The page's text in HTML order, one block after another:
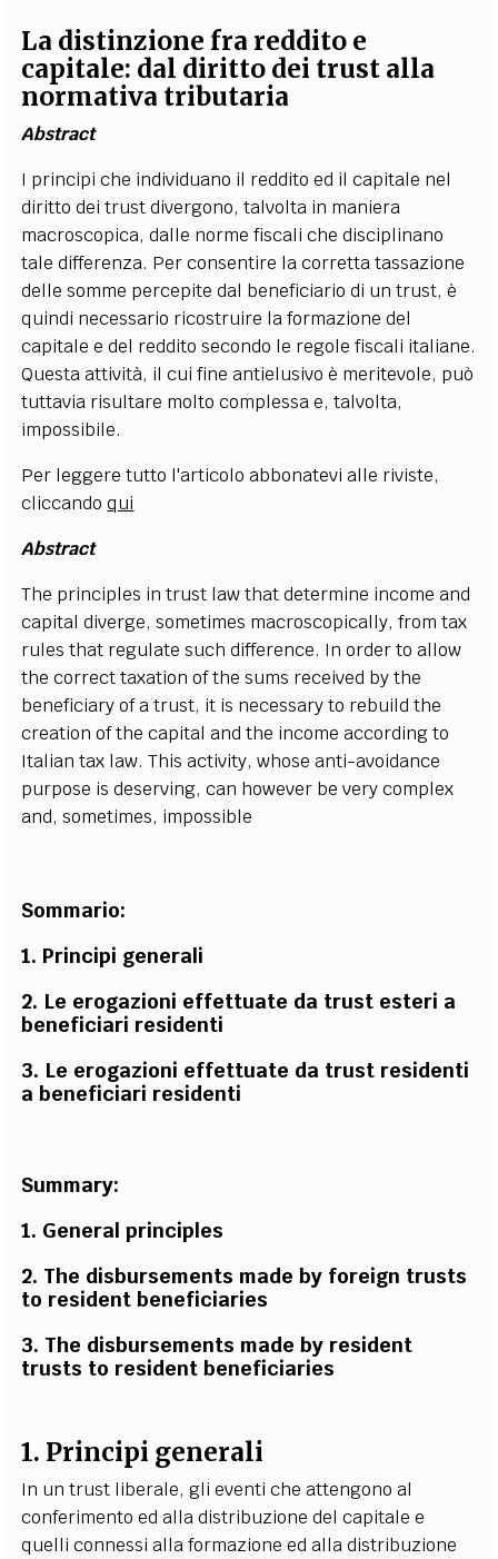
La distinzione fra reddito e
capitale: dal diritto dei trust alla
normativa tributaria
Abstract
I principi che individuano il reddito ed il capitale nel
diritto dei trust divergono, talvolta in maniera
macroscopica, dalle norme fiscali che disciplinano
tale differenza. Per consentire la corretta tassazione
delle somme percepite dal beneficiario di un trust, è
quindi necessario ricostruire la formazione del
capitale e del reddito secondo le regole fiscali italiane.
Questa attività, il cui fine antielusivo è meritevole, può
tuttavia risultare molto complessa e, talvolta,
impossibile.
Per leggere tutto l'articolo abbonatevi alle riviste,
cliccandoqui
Abstract
The principles in trust law that determine income and
capital diverge, sometimes macroscopically, from tax
rules that regulate such difference. In order to allow
the correct taxation of the sums received by the
beneficiary of a trust, it is necessary to rebuild the
creation of the capital and the income according to
Italian tax law. This activity, whose anti-avoidance
purpose is deserving, can however be very complex
and, sometimes, impossible
Sommario:
1. Principi generali
2. Le erogazioni effettuate da trust esteri a
beneficiari residenti
3. Le erogazioni effettuate da trust residenti
a beneficiari residenti
Summary:
1. General principles
2. The disbursements made by foreign trusts
to resident beneficiaries
3. The disbursements made by resident
trusts to resident beneficiaries
1. Principi generali
In un trust liberale, gli eventi che attengono al
conferimento ed alla distribuzione del capitale e
quelli connessi alla formazione ed alla distribuzione